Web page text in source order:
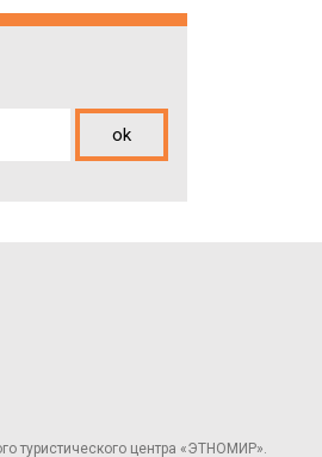
ok
туристического центра «ЭТНОМИР».